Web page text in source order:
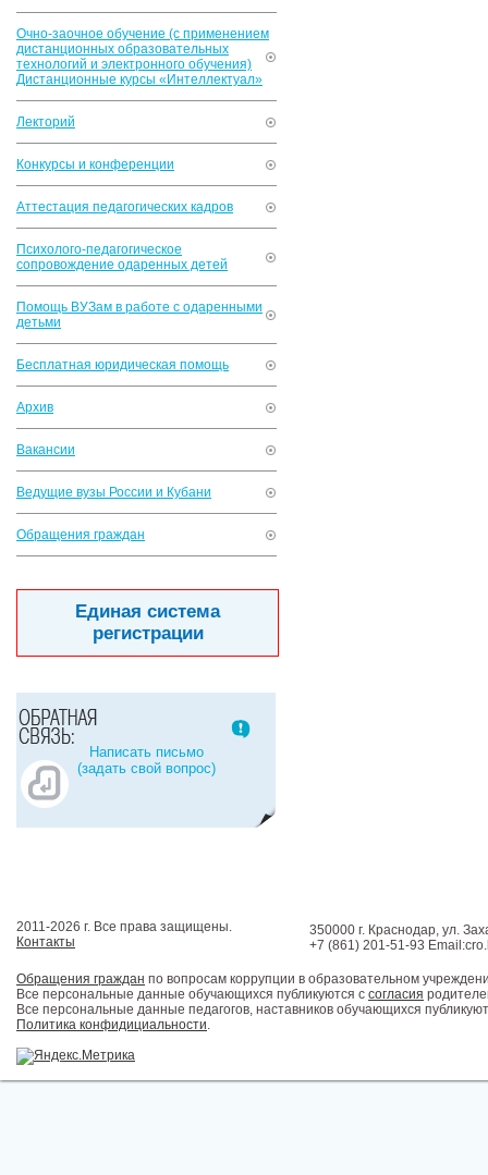
Очно-заочное обучение (с применением
дистанционных образовательных
технологий и электронного обучения)
Дистанционные курсы «Интеллектуал»
Лекторий
Конкурсы и конференции
Аттестация педагогических кадров
Психолого-педагогическое
сопровождение одаренных детей
Помощь ВУЗам в работе с одаренными
детьми
Бесплатная юридическая помощь
Архив
Вакансии
Ведущие вузы России и Кубани
Обращения граждан
Единая система
регистрации
Написать письмо
(задать свой вопрос)
2011-2026 г. Все права защищены.
Контакты
350000 г. Краснодар, ул.
+7 (861) 201-51-93
Обращения граждан по вопросам коррупции в образовательном
Все персональные данные обучающихся публикуются с согласия
Все персональные данные педагогов, наставников обучающихся
Политика конфидициальности.